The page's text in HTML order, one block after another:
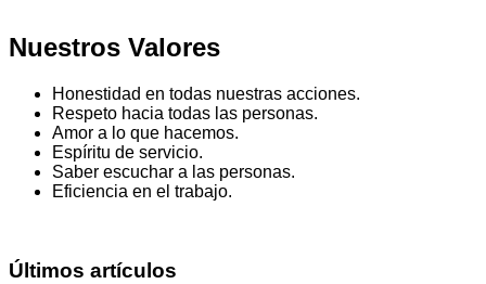
Nuestros Valores
Honestidad en todas nuestras acciones.
Respeto hacia todas las personas.
Amor a lo que hacemos.
Espíritu de servicio.
Saber escuchar a las personas.
Eficiencia en el trabajo.
Últimos artículos